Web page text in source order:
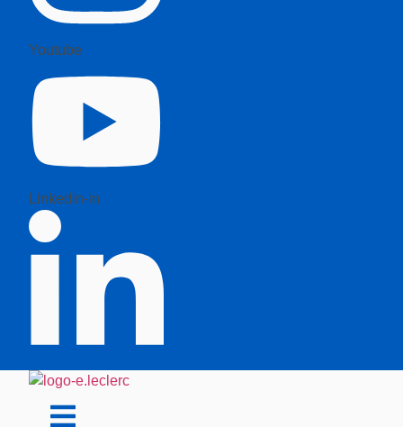
Youtube
Linkedin-in